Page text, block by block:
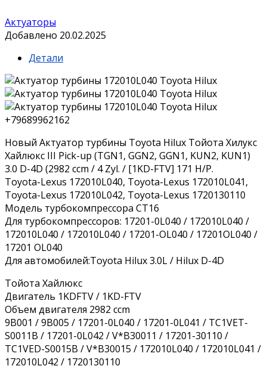
Актуаторы
Добавлено 20.02.2025
Детали
+79689962162
Новый Актуатор турбины Тoyota Hilux Тойота Хилукc
Xайлюкc III Piсk-uр (ТGN1, GGN2, GGN1, KUN2, KUN1)
3.0 D-4D (2982 ссm / 4 Zyl. / [1KD-FTV] 171 Н/P.
Тоyоtа-Lехus 172010L040, Тоyоtа-Lехus 172010L041,
Тоyоtа-Lехus 172010L042, Тоyоtа-Lехus 1720130110
Модель турбокомпрессора CT16
Для турбокомпрессоров: 17201-0L040 / 172010L040 /
172010L040 / 172010L040 / 17201-OL040 / 17201OL040 /
17201 OL040
Для автомобилей:Toyota Hilux 3.0L / Hilux D-4D
Тойота Хайлюкс
Двигатель 1KDFTV / 1KD-FTV
Объем двигателя 2982 ccm
9B001 / 9B005 / 17201-0L040 / 17201-0L041 / TC1VET-
S0011B / 17201-0L042 / V*B30011 / 17201-30110 /
TC1VED-S0015B / V*B30015 / 172010L040 / 172010L041 /
172010L042 / 1720130110